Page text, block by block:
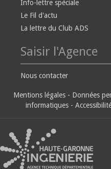
Info-lettre spéciale
Le Fil d'actu
La lettre du Club ADS
Saisir l'Agence
Nous contacter
Mentions légales - Données
informatiques -